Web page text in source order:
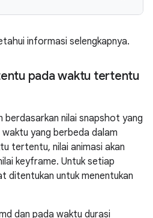
informasi selengkapnya.
pada waktu tertentu
berdasarkan nilai snapshot yang
yang berbeda dalam
tertentu, nilai animasi akan
keyframe. Untuk setiap
ditentukan untuk menentukan
dan pada waktu durasi